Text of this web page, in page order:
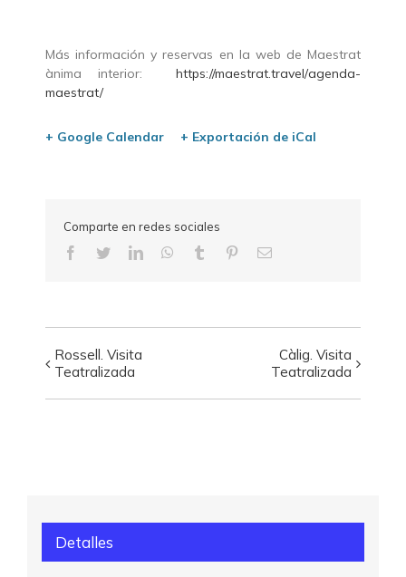
Más información y reservas en la web de Maestrat
ànima interior: https://maestrat.travel/agenda-
maestrat/
+ Google Calendar + Exportación de iCal
Comparte en redes sociales
Facebook
TwitterLinkedInWhatsApp
Tumblr PinterestCorreo
Navegación
del
Visita
Rossell. Visita
Teatralizada
Càlig. Visita
Teatralizada
Detalles